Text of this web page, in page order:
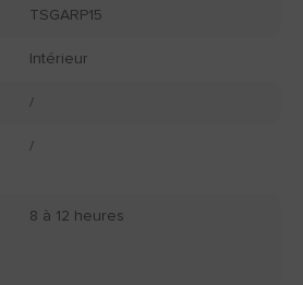
TSGARP15
Intérieur
/
/
8 à 12 heures